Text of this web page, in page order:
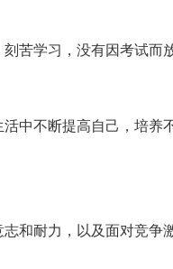
苦学习，没有因考试而
中不断提高自己，培
和耐力，以及面对竞争